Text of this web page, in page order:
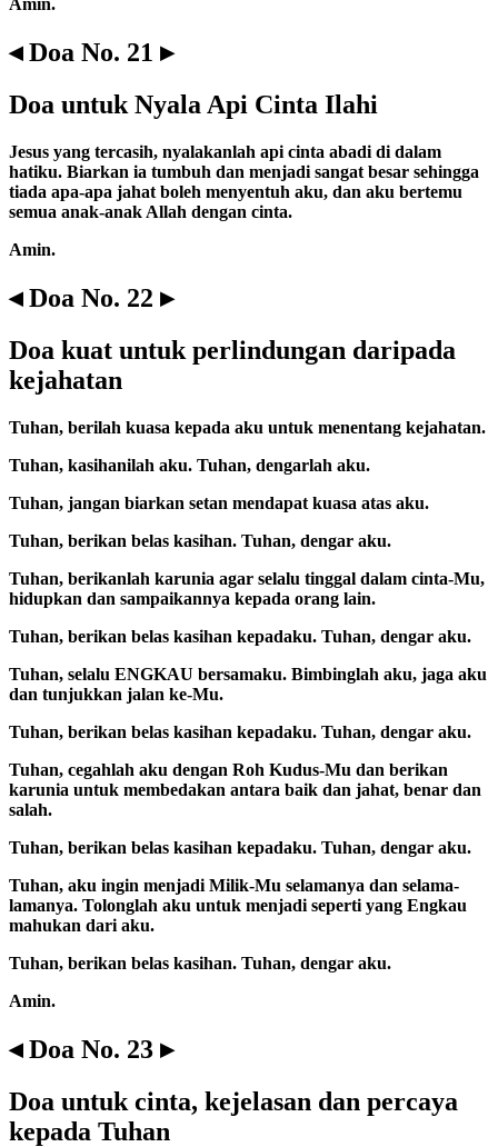
Amin.
◂ Doa No. 21 ▸
Doa untuk Nyala Api Cinta Ilahi
Jesus yang tercasih, nyalakanlah api cinta abadi di dalam
hatiku. Biarkan ia tumbuh dan menjadi sangat besar sehingga
tiada apa-apa jahat boleh menyentuh aku, dan aku bertemu
semua anak-anak Allah dengan cinta.
Amin.
◂ Doa No. 22 ▸
Doa kuat untuk perlindungan daripada
kejahatan
Tuhan, berilah kuasa kepada aku untuk menentang kejahatan.
Tuhan, kasihanilah aku. Tuhan, dengarlah aku.
Tuhan, jangan biarkan setan mendapat kuasa atas aku.
Tuhan, berikan belas kasihan. Tuhan, dengar aku.
Tuhan, berikanlah karunia agar selalu tinggal dalam cinta-Mu,
hidupkan dan sampaikannya kepada orang lain.
Tuhan, berikan belas kasihan kepadaku. Tuhan, dengar aku.
Tuhan, selalu ENGKAU bersamaku. Bimbinglah aku, jaga aku
dan tunjukkan jalan ke-Mu.
Tuhan, berikan belas kasihan kepadaku. Tuhan, dengar aku.
Tuhan, cegahlah aku dengan Roh Kudus-Mu dan berikan
karunia untuk membedakan antara baik dan jahat, benar dan
salah.
Tuhan, berikan belas kasihan kepadaku. Tuhan, dengar aku.
Tuhan, aku ingin menjadi Milik-Mu selamanya dan selama-
lamanya. Tolonglah aku untuk menjadi seperti yang Engkau
mahukan dari aku.
Tuhan, berikan belas kasihan. Tuhan, dengar aku.
Amin.
◂ Doa No. 23 ▸
Doa untuk cinta, kejelasan dan percaya
kepada Tuhan